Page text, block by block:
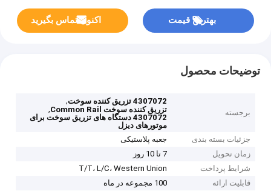
بهترین قیمت اکنون تماس بگیرید
توضیحات محصول
برجسته
4307072 تزریق کننده سوخت
,
تزریق کننده سوخت Common Rail
,
4307072 دستگاه های تزریق سوخت برای
موتورهای دیزل
جزئیات بسته بندی
جعبه پلاستیکی
زمان تحویل
7 تا 10 روز
شرایط پرداخت
T/T، L/C، Western Union
قابلیت ارائه
100 مجموعه در ماه